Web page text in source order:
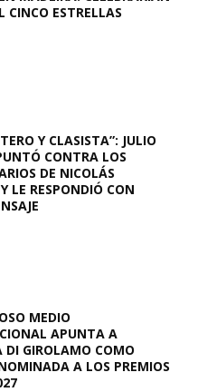
CINCO ESTRELLAS
Y CLASISTA”: JULIO
CONTRA LOS
DE NICOLÁS
LE RESPONDIÓ CON
MEDIO
APUNTA A
DI GIROLAMO COMO
A LOS PREMIOS